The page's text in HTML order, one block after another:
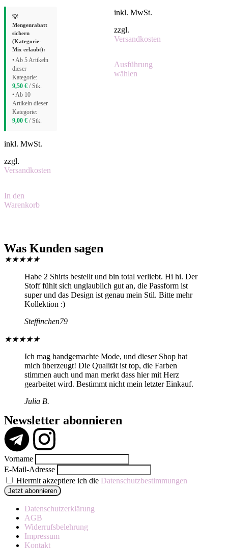
💡
Mengenrabatt
sichern
(Kategorie-
Mix erlaubt):
• Ab 5 Artikeln
dieser
Kategorie:
9,50 € / Stk.
• Ab 10
Artikeln dieser
Kategorie:
9,00 € / Stk.
inkl. MwSt.
zzgl.
Versandkosten
In den
Warenkorb
inkl. MwSt.
zzgl.
Versandkosten
Ausführung
wählen
Was Kunden sagen
★★★★★
Habe 2 Shirts bestellt und bin total verliebt. Hi hi. Der
Stoff fühlt sich unglaublich gut an, die Passform ist
super und das Design ist genau mein Stil. Bitte mehr
Kollektion :)
Steffinchen79
★★★★★
Ich mag handgemachte Mode, und dieser Shop hat
mich überzeugt! Die Qualität ist top, die Farben
stimmen auch und man merkt dass hier mit Herz
gearbeitet wird. Bestimmt nicht mein letzter Einkauf.
Julia B.
Newsletter abonnieren
Vorname
E-Mail-Adresse
Hiermit akzeptiere ich die Datenschutzbestimmungen
Datenschutzerklärung
AGB
Widerrufsbelehrung
Impressum
Kontakt